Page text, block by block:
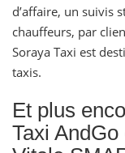
d’affaire, un suivis
chauffeurs, par
Soraya Taxi est
taxis.
Et plus
Taxi